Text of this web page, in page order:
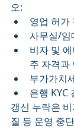
오:
영업 허가
사무실/임
비자 및
주 자격과
부가가치
은행 KYC
갱신 누락은
질 등 운영 중